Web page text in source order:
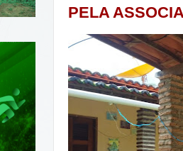
PELA